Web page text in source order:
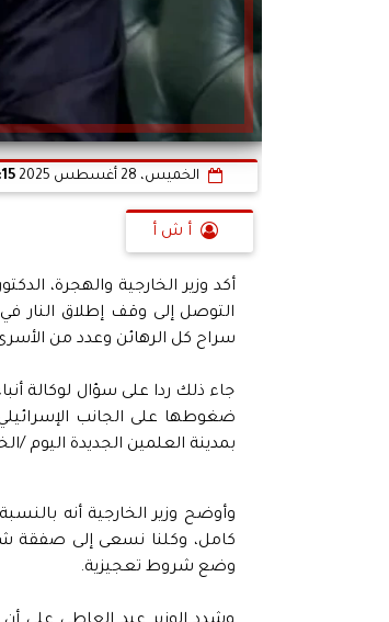
الخميس، 28 أغسطس 2025
أ ش أ
أكد وزير الخارجية والهجرة،
التوصل إلى وقف إطلاق النار
سراح كل الرهائن وعدد من الأسرى
جاء ذلك ردا على سؤال لوكالة
ضغوطها على الجانب
بمدينة العلمين الجديدة اليوم /
وأوضح وزير الخارجية أنه
كامل، وكلنا نسعى إلى صفقة
وضع شروط تعجيزية.